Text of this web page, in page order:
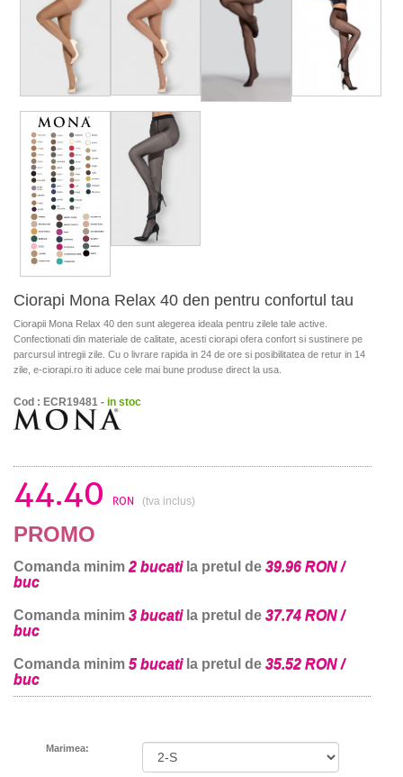
Ciorapi Mona Relax 40 den pentru confortul tau
Ciorapii Mona Relax 40 den sunt alegerea ideala pentru zilele tale active.
Confectionati din materiale de calitate, acesti ciorapi ofera confort si sustinere pe
parcursul intregii zile. Cu o livrare rapida in 24 de ore si posibilitatea de retur in 14
zile, e-ciorapi.ro iti aduce cele mai bune produse direct la usa.
Cod : ECR19481 - in stoc
44.40 RON (tva inclus)
PROMO
Comanda minim 2 bucatila pretul de 39.96 RON /
buc
Comanda minim 3 bucatila pretul de 37.74 RON /
buc
Comanda minim 5 bucatila pretul de 35.52 RON /
buc
Marimea: